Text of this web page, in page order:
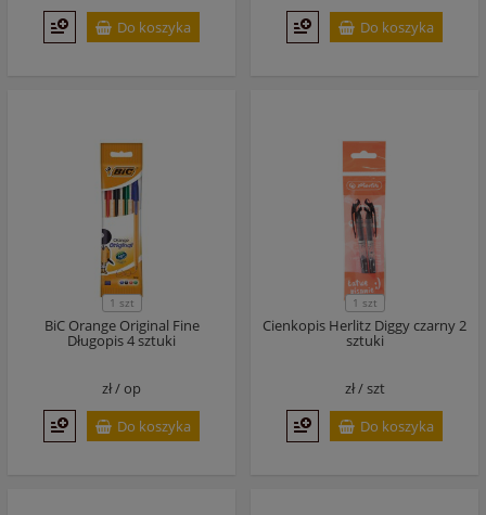
Do koszyka
Do koszyka
1 szt
BiC Orange Original Fine
Długopis 4 sztuki
zł /op
Do koszyka
1 szt
Cienkopis Herlitz Diggy czarny 2
sztuki
zł /szt
Do koszyka